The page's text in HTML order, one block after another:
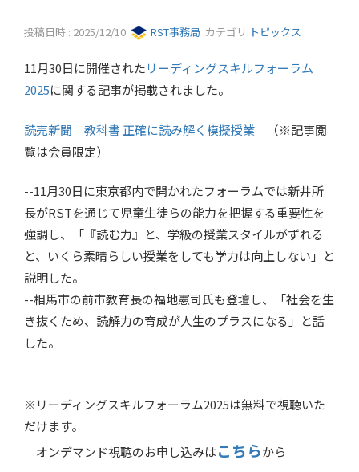
投稿日時 : 2025/12/10 RST事務局 カテゴリ: トピックス
11月30日に開催されたリーディングスキルフォーラム
2025に関する記事が掲載されました。
読売新聞 教科書 正確に読み解く模擬授業 （※記事閲
覧は会員限定）
--11月30日に東京都内で開かれたフォーラムでは新井所
長がRSTを通じて児童生徒らの能力を把握する重要性を
強調し、「『読む力』と、学級の授業スタイルがずれる
と、いくら素晴らしい授業をしても学力は向上しない」と
説明した。
--相馬市の前市教育長の福地憲司氏も登壇し、「社会を生
き抜くため、読解力の育成が人生のプラスになる」と話
した。
※リーディングスキルフォーラム2025は無料で視聴いた
だけます。
オンデマンド視聴のお申し込みはこちらから